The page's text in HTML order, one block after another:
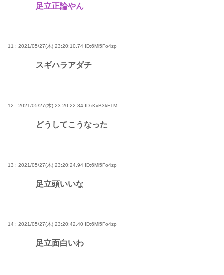
足立正論やん
11 : 2021/05/27(木) 23:20:10.74 ID:6Mi5Fo4zp
スギハラアダチ
12 : 2021/05/27(木) 23:20:22.34 ID:iKvB3kFTM
どうしてこうなった
13 : 2021/05/27(木) 23:20:24.94 ID:6Mi5Fo4zp
足立頭いいな
14 : 2021/05/27(木) 23:20:42.40 ID:6Mi5Fo4zp
足立面白いわ